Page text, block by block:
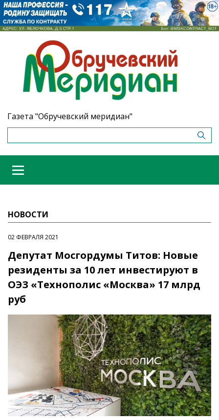
Газета "Обручевский меридиан"
НОВОСТИ
02 ФЕВРАЛЯ 2021
Депутат Мосгордумы Титов: Новые
резиденты за 10 лет инвестируют в
ОЭЗ «Технополис «Москва» 17 млрд
руб